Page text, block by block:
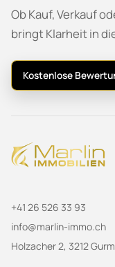
Ob Kauf, Verkauf
bringt Klarheit in
Kostenlose
+41 26 526 33 93
info@marlin-immo.ch
Holzacher 2, 3212